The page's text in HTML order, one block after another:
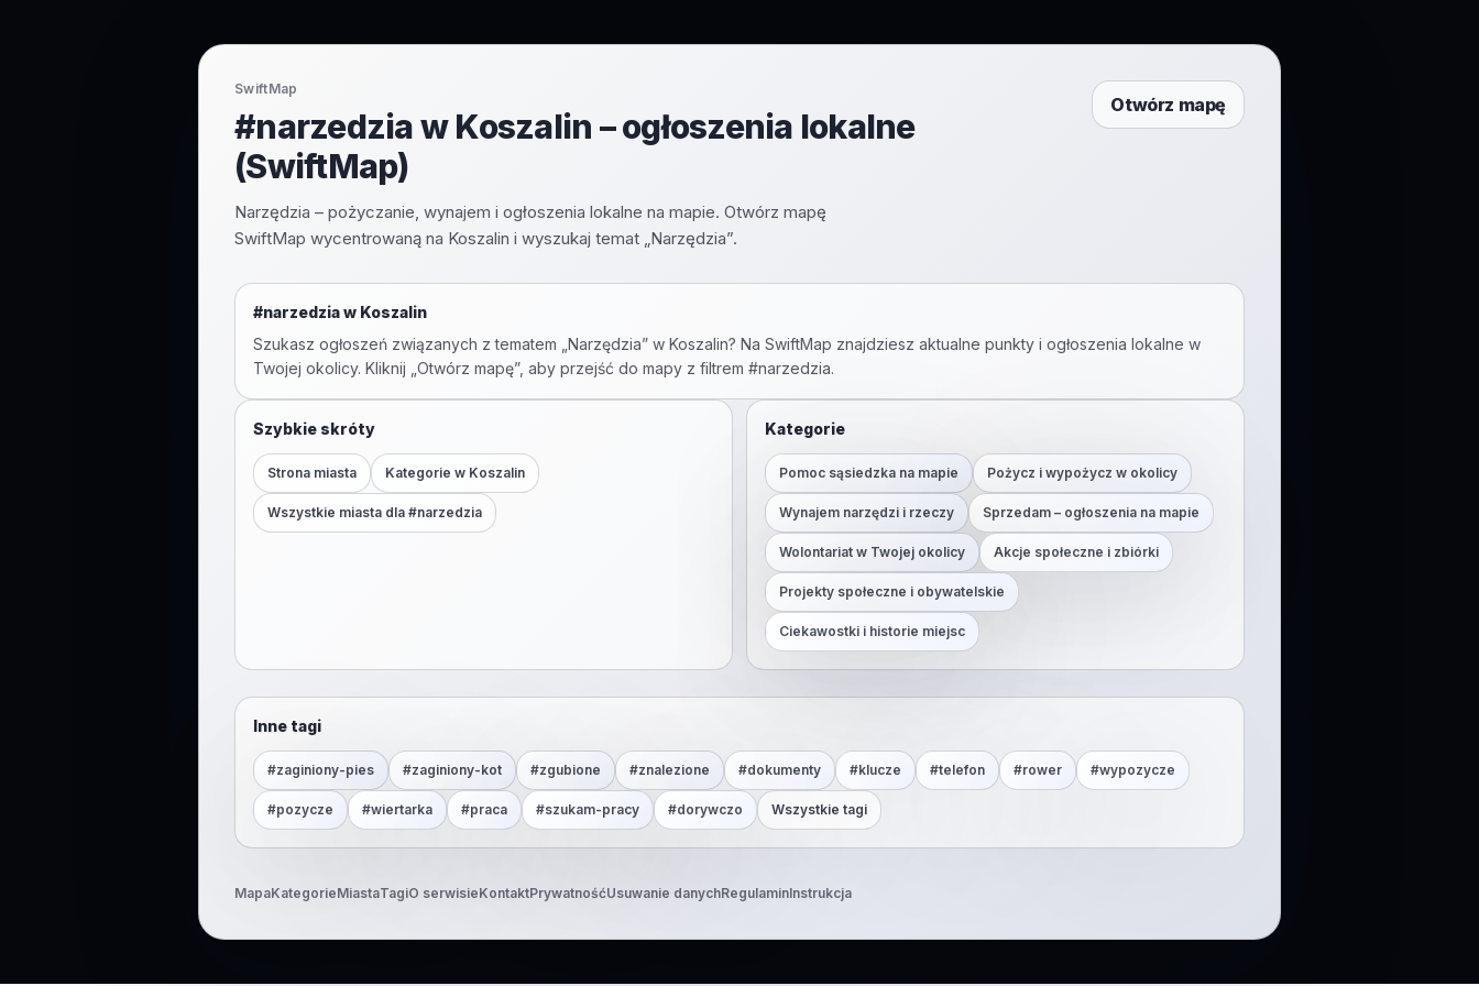
SwiftMap
#narzedzia w Koszalin – ogłoszenia lokalne
(SwiftMap)
Narzędzia – pożyczanie, wynajem i ogłoszenia lokalne na mapie. Otwórz mapę
SwiftMap wycentrowaną na Koszalin i wyszukaj temat „Narzędzia”.
Otwórz mapę
#narzedziaw Koszalin
Szukasz ogłoszeń związanych z tematem „ Narzędzia” w Koszalin? Na SwiftMap znajdziesz aktualne punkty i ogłoszenia lokalne w
Twojej okolicy. Kliknij „Otwórz mapę”, aby przejść do mapy z filtrem #narzedzia.
Szybkie skróty
Strona miasta Kategorie w Koszalin
Wszystkie miasta dla #narzedzia
Kategorie
Pomoc sąsiedzka na mapie Pożycz i wypożycz w okolicy
Wynajem narzędzi i rzeczy Sprzedam – ogłoszenia na mapie
Wolontariat w Twojej okolicy Akcje społeczne i zbiórki
Projekty społeczne i obywatelskie
Ciekawostki i historie miejsc
Inne tagi
#zaginiony-pies #zaginiony-kot #zgubione #znalezione #dokumenty #klucze #telefon #rower #wypozycze
#pozycze #wiertarka #praca #szukam-pracy #dorywczo Wszystkie tagi
MapaKategorieMiastaTagiO serwisieKontaktPrywatnośćUsuwanie danychRegulaminInstrukcja